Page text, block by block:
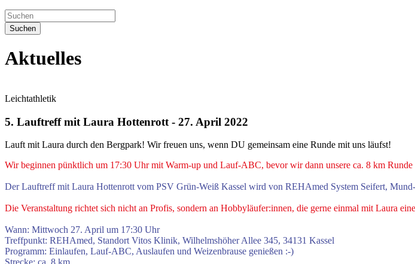
Suchen
Aktuelles
Leichtathletik
5. Lauftreff mit Laura Hottenrott - 27. April 2022
Lauft mit Laura durch den Bergpark! Wir freuen uns, wenn DU gemeinsam eine Runde mit uns läufst!
Wir beginnen pünktlich um 17:30 Uhr mit Warm-up und Lauf-ABC, bevor wir dann unsere ca. 8 km
Der Lauftreff mit Laura Hottenrott vom PSV Grün-Weiß Kassel wird von REHAmed System Seifert,
Die Veranstaltung richtet sich nicht an Profis, sondern an Hobbyläufer:innen, die gerne einmal mit Laura
Wann: Mittwoch 27. April um 17:30 Uhr
Treffpunkt: REHAmed, Standort Vitos Klinik, Wilhelmshöher Allee 345, 34131 Kassel
Programm: Einlaufen, Lauf-ABC, Auslaufen und Weizenbrause genießen :-)